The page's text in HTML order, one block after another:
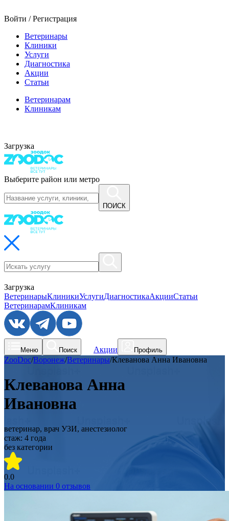
Войти / Регистрация
Ветеринары
Клиники
Услуги
Диагностика
Акции
Статьи
Ветеринарам
Клиникам
Загрузка
Выберите район или метро
ПОИСК
Загрузка
ВетеринарыКлиникиУслугиДиагностикаАкцииСтатьи
ВетеринарамКлиникам
Меню Поиск Акции Профиль
ZooDoc/Воронеж/Ветеринары/Клеванова Анна Ивановна
Клеванова Анна
Ивановна
ветеринар, врач УЗИ, анестезиолог
стаж: 4 года
без категории
0.0
На основании 0 отзывов